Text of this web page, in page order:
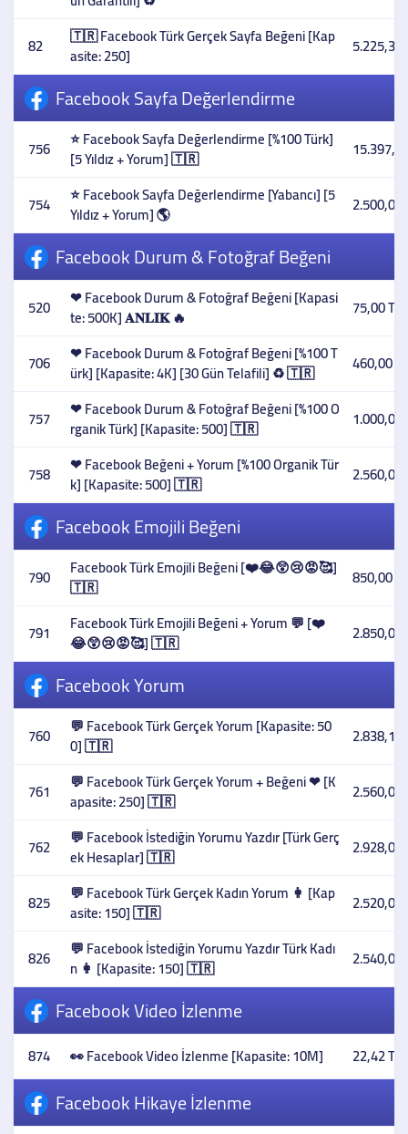
82 🇹🇷 Facebook Türk Gerçek Sayfa Beğeni [Kap
asite: 250] 5.225,33
Facebook Sayfa Değerlendirme
756 ⭐ Facebook Sayfa Değerlendirme [%100 Türk]
[5 Yıldız + Yorum] 🇹🇷
754 ⭐ Facebook Sayfa Değerlendirme [Yabancı] [5
Yıldız + Yorum] 🌎 2.500,00
Facebook Durum & Fotoğraf Beğeni
520 ❤ Facebook Durum & Fotoğraf Beğeni [Kapasi
te: 500K] 𝐀𝐍𝐋𝐈𝐊 🔥 75,00 TL
706 ❤ Facebook Durum & Fotoğraf Beğeni [%100 T
ürk] [Kapasite: 4K] [30 Gün Telafili] ♻️ 🇹🇷 460,00 TL
757 ❤ Facebook Durum & Fotoğraf Beğeni [%100 O
rganik Türk] [Kapasite: 500] 🇹🇷 1.000,00
758 ❤ Facebook Beğeni + Yorum [%100 Organik Tür
k] [Kapasite: 500] 🇹🇷 2.560,00
Facebook Emojili Beğeni
790 Facebook Türk Emojili Beğeni [❤️😂😲😢😡🥰]
🇹🇷 850,00 TL
791 Facebook Türk Emojili Beğeni + Yorum 💬 [❤️
😂😲😢😡🥰] 🇹🇷 2.850,00
Facebook Yorum
760 💬 Facebook Türk Gerçek Yorum [Kapasite: 50
0] 🇹🇷 2.838,10
761 💬 Facebook Türk Gerçek Yorum + Beğeni ❤ [K
apasite: 250] 🇹🇷 2.560,00
762 💬 Facebook İstediğin Yorumu Yazdır [Türk Gerç
ek Hesaplar] 🇹🇷 2.928,05
825 💬 Facebook Türk Gerçek Kadın Yorum 👩 [Kap
asite: 150] 🇹🇷 2.520,00
826 💬 Facebook İstediğin Yorumu Yazdır Türk Kadı
n 👩 [Kapasite: 150] 🇹🇷 2.540,00
Facebook Video İzlenme
874 👀 Facebook Video İzlenme [Kapasite: 10M] 22,42 TL
Facebook Hikaye İzlenme